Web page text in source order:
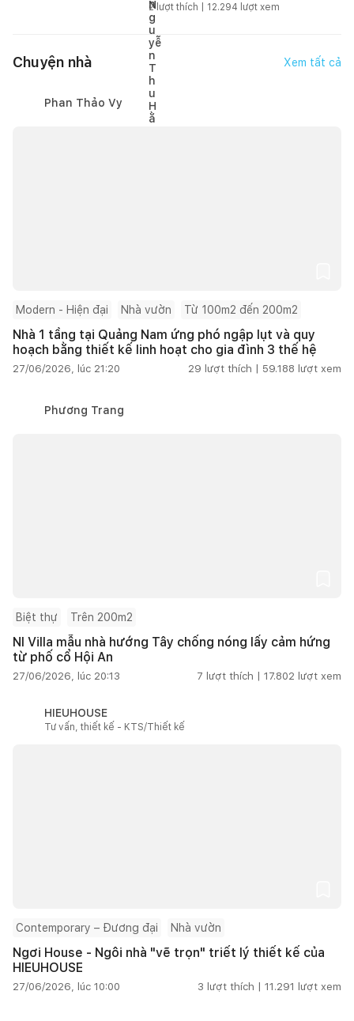
2lượt thích | 12.294 lượt xem
Chuyện nhà Xem tất cả
Phan Thảo Vy
Modern - Hiện đại Nhà vườn Từ 100m2 đến 200m2
Nhà 1 tầng tại Quảng Nam ứng phó ngập lụt và quy
hoạch bằng thiết kế linh hoạt cho gia đình 3 thế hệ
27/06/2026, lúc 21:20 29 lượt thích | 59.188 lượt xem
Phương Trang
Biệt thự Trên 200m2
NI Villa mẫu nhà hướng Tây chống nóng lấy cảm hứng
từ phố cổ Hội An
27/06/2026, lúc 20:13 7 lượt thích | 17.802 lượt xem
HIEUHOUSE
Tư vấn, thiết kế - KTS/Thiết kế
Contemporary – Đương đại Nhà vườn
Ngơi House - Ngôi nhà "vẽ trọn" triết lý thiết kế của
HIEUHOUSE
27/06/2026, lúc 10:00 3 lượt thích | 11.291 lượt xem